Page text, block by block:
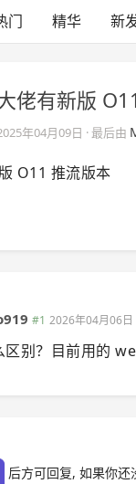
门 精华 新
佬有新版
年04月09日 · 最后由
O11 推流版本
#1 2026年04月06日
区别？目前用的
后方可回复, 如果你还